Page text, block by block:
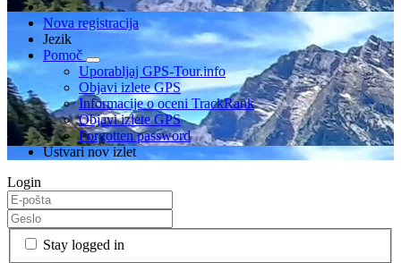
Nova registracija
Jezik
Pomoč
Uporabljaj GPS-Tour.info
Objavi izlete GPS
Informacije o oceni TrackRank
Objavi izlete GPS
Forgotten password
Ustvari nov izlet
Login
Stay logged in